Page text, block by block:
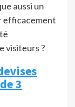
aussi un
efficacement
visiteurs ?
3